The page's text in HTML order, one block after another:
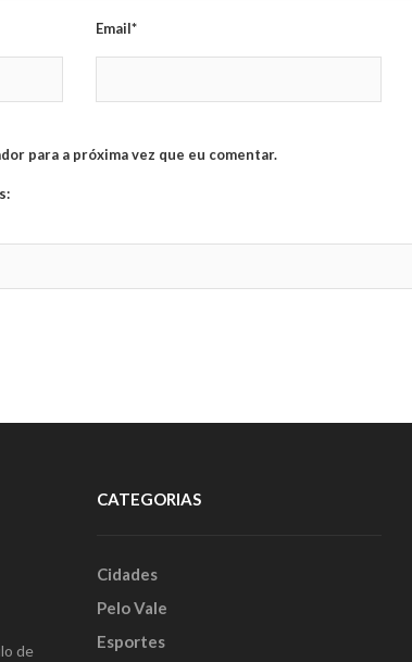
Email*
para a próxima vez que eu comentar.
de
CATEGORIAS
Cidades
Pelo Vale
Esportes